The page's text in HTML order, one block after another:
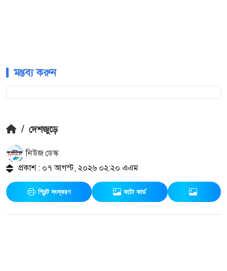
মন্তব্য করুন
/ দেশজুড়ে
নিউজ ডেস্ক
প্রকাশ : ০৭ আগস্ট, ২০২৬ ০২:২০ এএম
প্রিন্ট সংস্করণ ফটো কার্ড